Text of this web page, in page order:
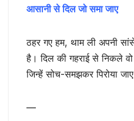
आसानी से दिल जो समा जाए
ठहर गए हम, थाम ली अपनी
है। दिल की गहराई से निकले
जिन्हें सोच-समझकर पिरोया
—